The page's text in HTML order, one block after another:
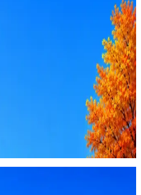
просит войти через
код или пароль,
— это мошенники.